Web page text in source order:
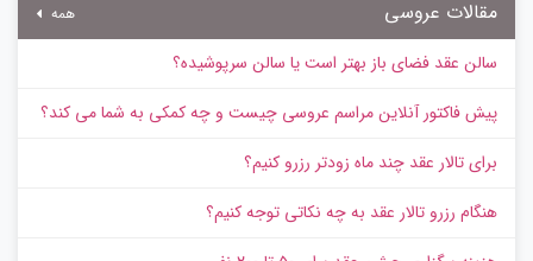
مقالات عروسی همه
سالن عقد فضای باز بهتر است یا سالن سرپوشیده؟
پیش‌ فاکتور آنلاین مراسم عروسی چیست و چه کمکی به شما می کند؟
برای تالار عقد چند ماه زودتر رزرو کنیم؟
هنگام رزرو تالار عقد به چه نکاتی توجه کنیم؟